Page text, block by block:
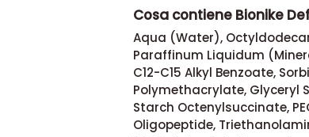
Cosa contiene Bionike
Aqua (Water),
Paraffinum Liquidum
C12-C15 Alkyl Benzoate,
Polymethacrylate, Glyceryl
Starch Octenylsuccinate,
Oligopeptide,